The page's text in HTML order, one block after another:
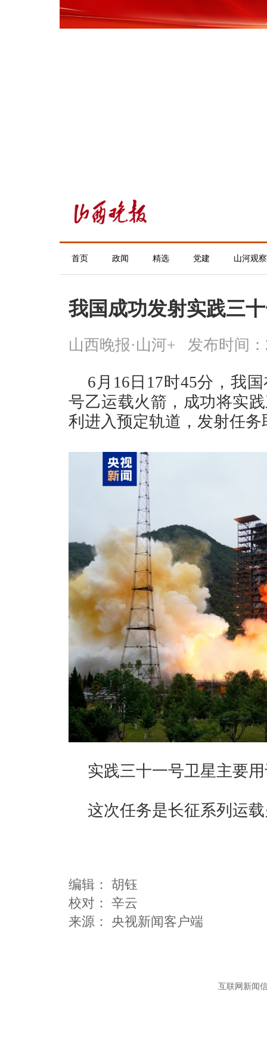
首页 政闻 精选 党建 山河观察
我国成功发射实践三
山西晚报·山河+ 发布时间：
6月16日17时45分，我
号乙运载火箭，成功将实
利进入预定轨道，发射任
实践三十一号卫星主要
这次任务是长征系列运
编辑： 胡钰
校对： 辛云
互联网新闻